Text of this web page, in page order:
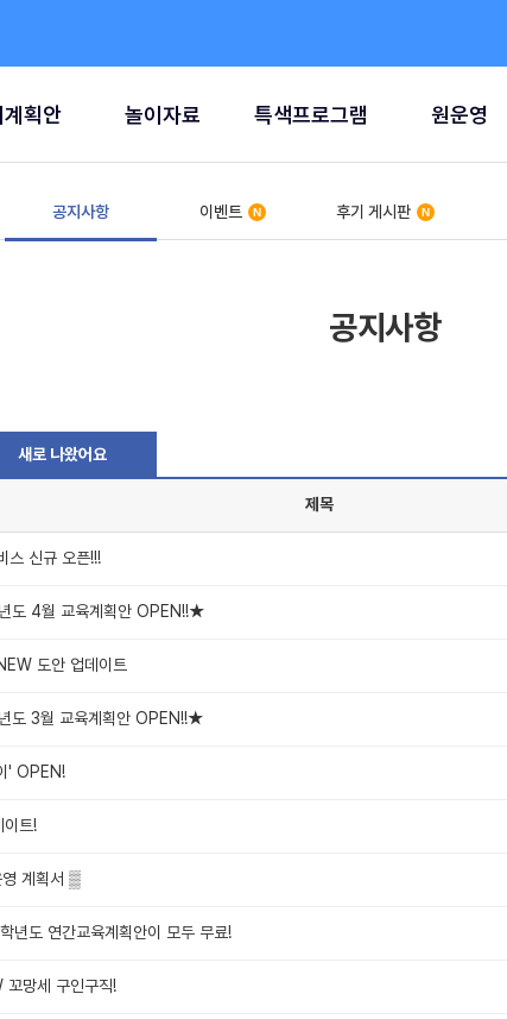
획안 놀이자료 특색프로그램 원운영
공지사항 이벤트 후기 게시판
공지사항
새로 나왔어요
제목
스 신규 오픈!!!
도 4월 교육계획안 OPEN!!★
도안 업데이트
3월 교육계획안 OPEN!!★
' OPEN!
이트!
계획서 ▒
도 연간교육계획안이 모두 무료!
꼬망세 구인구직!